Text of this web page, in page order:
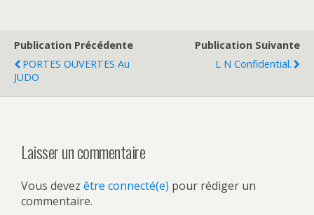
Publication Précédente
PORTES OUVERTES Au
JUDO
Publication Suivante
L N Confidential.
Laisser un commentaire
Vous devez être connecté(e) pour rédiger un
commentaire.